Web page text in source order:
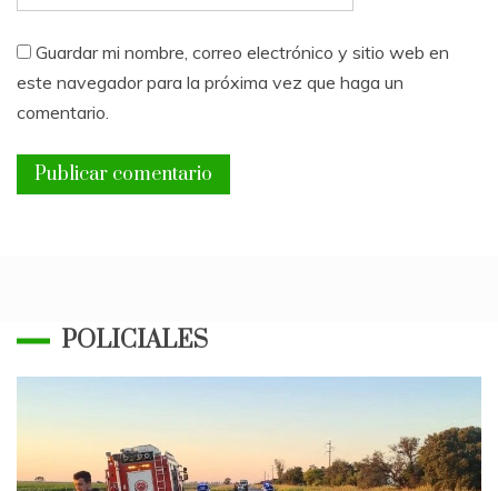
Guardar mi nombre, correo electrónico y sitio web en
este navegador para la próxima vez que haga un
comentario.
POLICIALES